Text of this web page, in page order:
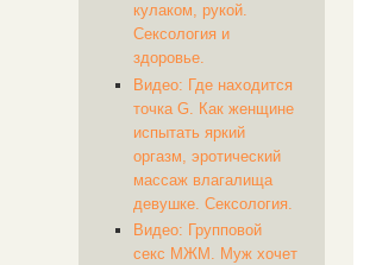
кулаком, рукой.
Сексология и
здоровье.
Видео: Где находится
точка G. Как женщине
испытать яркий
оргазм, эротический
массаж влагалища
девушке. Сексология.
Видео: Групповой
секс МЖМ. Муж хочет